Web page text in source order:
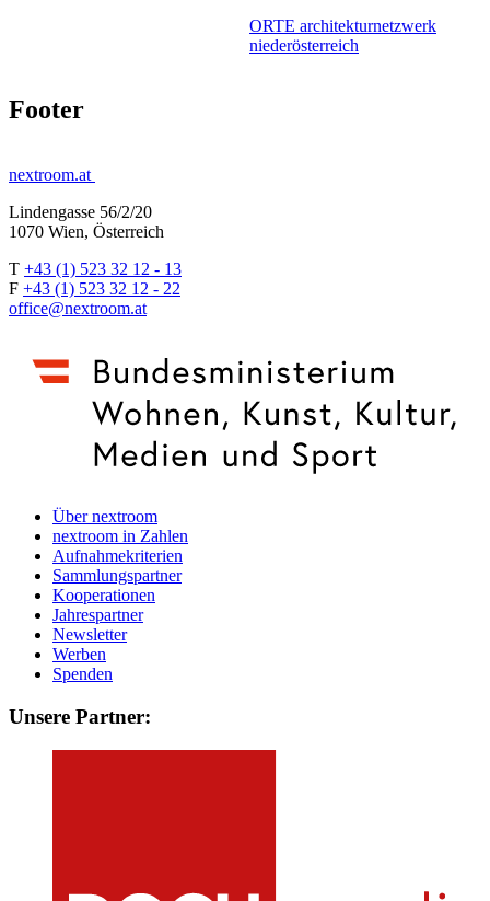
ORTE architekturnetzwerk
niederösterreich
Footer
nextroom.at
Lindengasse 56/2/20
1070 Wien, Österreich
T +43 (1) 523 32 12 - 13
F +43 (1) 523 32 12 - 22
office@nextroom.at
Über nextroom
nextroom in Zahlen
Aufnahmekriterien
Sammlungspartner
Kooperationen
Jahrespartner
Newsletter
Werben
Spenden
Unsere Partner: